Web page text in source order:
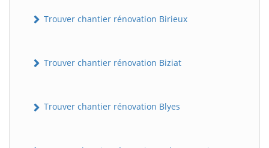
Trouver chantier rénovation Birieux
Trouver chantier rénovation Biziat
Trouver chantier rénovation Blyes